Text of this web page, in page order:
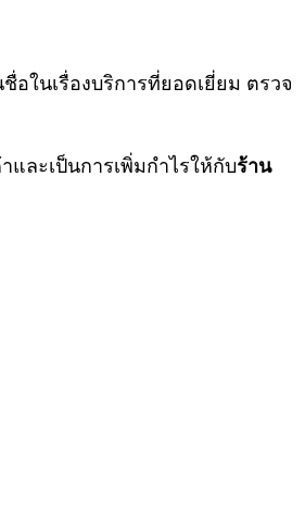
ในเรื่องบริการที่ยอดเยี่ยม ตรวจ
และเป็นการเพิ่มกำไรให้กับร้าน